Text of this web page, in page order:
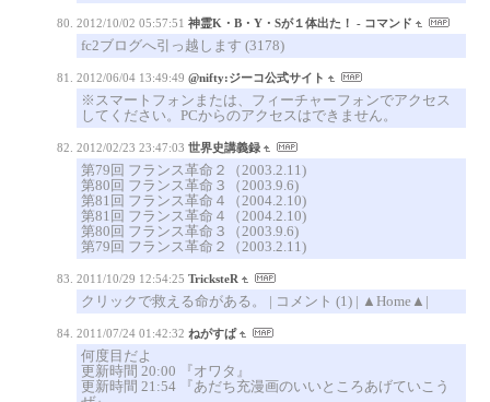
2012/10/02 05:57:51 神霊K・B・Y・Sが１体出た！ - コマンド
fc2ブログへ引っ越します (3178)
2012/06/04 13:49:49 @nifty:ジーコ公式サイト
※スマートフォンまたは、フィーチャーフォンでアクセス
してください。PCからのアクセスはできません。
2012/02/23 23:47:03 世界史講義録
第79回 フランス革命２（2003.2.11)
第80回 フランス革命３（2003.9.6)
第81回 フランス革命４（2004.2.10)
第81回 フランス革命４（2004.2.10)
第80回 フランス革命３（2003.9.6)
第79回 フランス革命２（2003.2.11)
2011/10/29 12:54:25 TricksteR
クリックで救える命がある。 | コメント (1) | ▲Home▲|
2011/07/24 01:42:32 ねがすぱ
何度目だよ
更新時間 20:00 『オワタ』
更新時間 21:54 『あだち充漫画のいいところあげていこう